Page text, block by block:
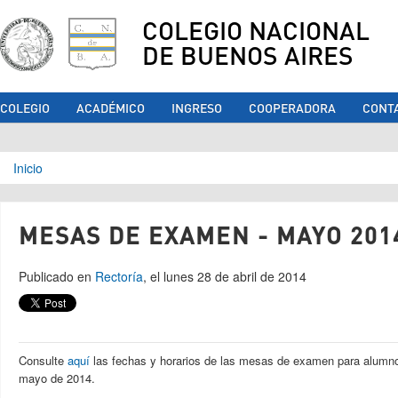
COLEGIO NACIONAL
DE BUENOS AIRES
COLEGIO ACADÉMICO INGRESO COOPERADORA
Se encuentra usted aquí
Inicio
MESAS DE EXAMEN - MAYO
Publicado en Rectoría, el lunes 28 de abril de 2014
Consulte aquí las fechas y horarios de las mesas de examen para
mayo de 2014.